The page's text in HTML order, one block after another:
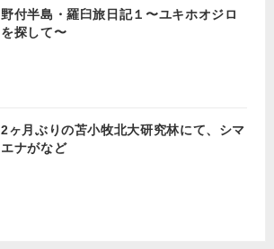
野付半島・羅臼旅日記１〜ユキホオジロ
を探して〜
2ヶ月ぶりの苫小牧北大研究林にて、シマ
エナがなど